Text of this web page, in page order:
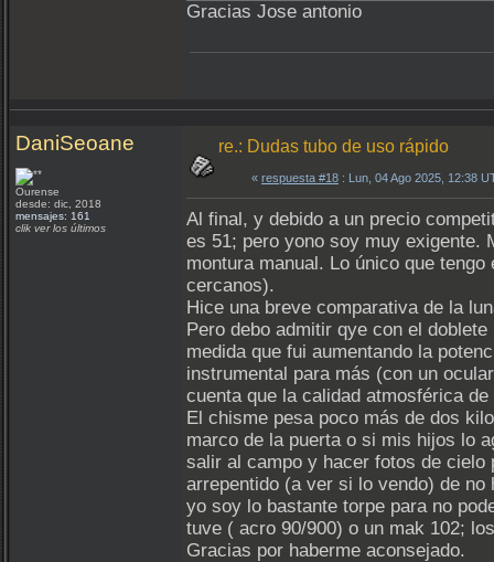
Gracias Jose antonio
DaniSeoane
Ourense
desde: dic, 2018
mensajes: 161
clik ver los últimos
re.: Dudas tubo de uso rápido
« respuesta #18 : Lun, 04 Ago 2025, 12:38
Al final, y debido a un precio
es 51; pero yono soy muy exigente.
montura manual. Lo único que
cercanos).
Hice una breve comparativa de la
Pero debo admitir qye con el
medida que fui aumentando la
instrumental para más (con un
cuenta que la calidad atmosférica
El chisme pesa poco más de dos
marco de la puerta o si mis hijos lo
salir al campo y hacer fotos de cielo
arrepentido (a ver si lo vendo) de
yo soy lo bastante torpe para no
tuve ( acro 90/900) o un mak 102;
Gracias por haberme aconsejado.